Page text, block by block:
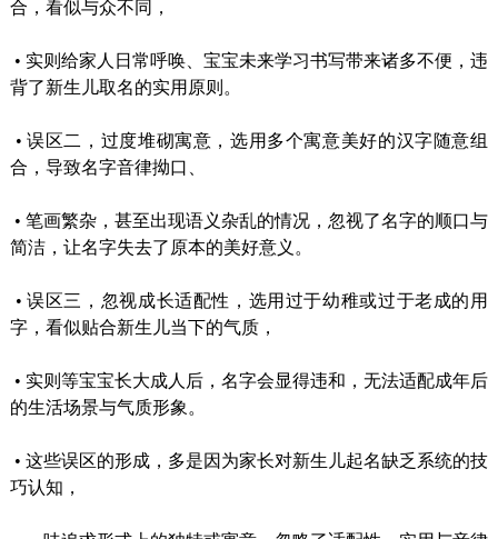
合，看似与众不同，
• 实则给家人日常呼唤、宝宝未来学习书写带来诸多不便，违
背了新生儿取名的实用原则。
•误区二，过度堆砌寓意，选用多个寓意美好的汉字随意组
合，导致名字音律拗口、
• 笔画繁杂，甚至出现语义杂乱的情况，忽视了名字的顺口与
简洁，让名字失去了原本的美好意义。
•误区三，忽视成长适配性，选用过于幼稚或过于老成的用
字，看似贴合新生儿当下的气质，
• 实则等宝宝长大成人后，名字会显得违和，无法适配成年后
的生活场景与气质形象。
• 这些误区的形成，多是因为家长对新生儿起名缺乏系统的技
巧认知，